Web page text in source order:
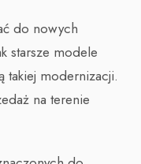
do nowych
starsze modele
takiej modernizacji.
na terenie